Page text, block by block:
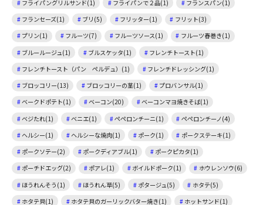
フライパングリルサンド(1) フライパンで２品(1)
フランスパン(1)
フランセーズ(1)
ブリ(5) フリッター(1)
フリット(3)
プリン(1)
フルーツ(7) フルーツソース(1)
フルーツ春巻き(1)
ブルールージュ(1)
ブルスケッタ(1)
フレンチトースト(1)
フレンチトースト（パン ペルデュ）(1)
フレンチドレッシング(1)
ブロッコリー(13)
ブロッコリーの茎(1)
プロバンサル(1)
ベークドポテト(1)
ベーコン(20)
ベーコンマヨ焼きそば(1)
ベジたれ(1)
ベニエ(1) ペペロンチーニ(1)
ペペロンチーノ(4)
ヘルシー(1)
ヘルシーな焼肉(1) ポーク(1)
ポークステーキ(1)
ポークソテー(2)
ポークディアブル(1)
ポークピカタ(1)
ポーチドエッグ(2)
ポアレ(1) ボイルドポーク(1)
ホウレンソウ(6)
ほうれんそう(1)
ほうれん草(5) ポタージュ(5)
ホタテ(5)
ホタテ貝(1)
ホタテ貝のガーリックバター焼き(1)
ホットサンド(1)